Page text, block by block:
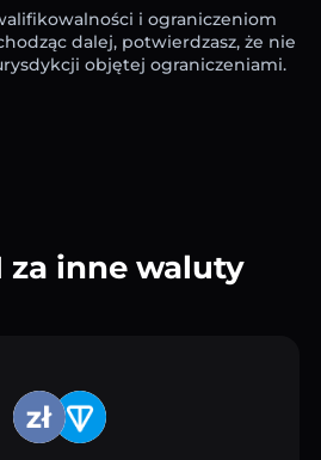
i ograniczeniom
dalej, potwierdzasz, że nie
objętej ograniczeniami.
za inne waluty